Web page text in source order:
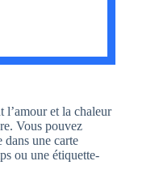
l’amour et la chaleur
Vous pouvez
une carte
ou une étiquette-